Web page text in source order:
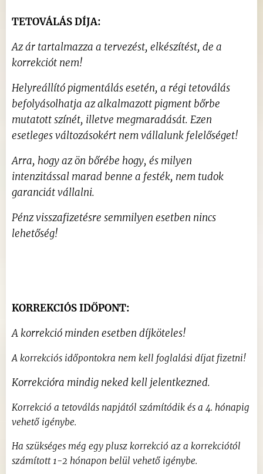
TETOVÁLÁS DÍJA:
Az ár tartalmazza a tervezést, elkészítést, de a
korrekciót nem!
Helyreállító pigmentálás esetén, a régi tetoválás
befolyásolhatja az alkalmazott pigment bőrbe
mutatott színét, illetve megmaradását. Ezen
esetleges változásokért nem vállalunk felelőséget!
Arra, hogy az ön bőrébe hogy, és milyen
intenzitással marad benne a festék, nem tudok
garanciát vállalni.
Pénz visszafizetésre semmilyen esetben nincs
lehetőség!
KORREKCIÓS IDŐPONT:
A korrekció minden esetben díjköteles!
A korrekciós időpontokra nem kell foglalási díjat fizetni!
Korrekcióra mindig neked kell jelentkezned.
Korrekció a tetoválás napjától számítódik és a 4. hónapig
vehető igénybe.
Ha szükséges még egy plusz korrekció az a korrekciótól
számított 1-2 hónapon belül vehető igénybe.